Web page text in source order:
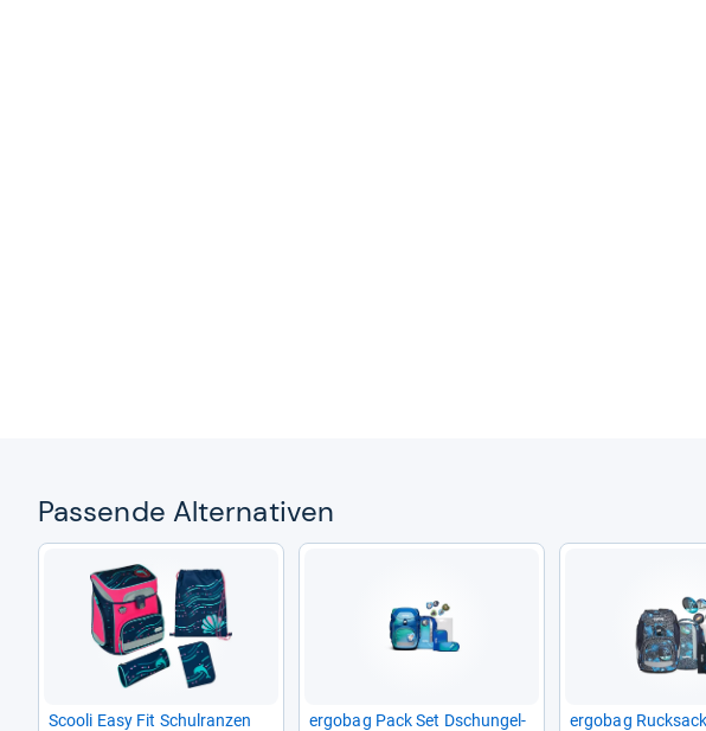
Pas­sende Alter­na­ti­ven
Scooli Easy Fit Schul­ran­zen
ergo­bag Pack Set Dschun­gel­
ergo­bag